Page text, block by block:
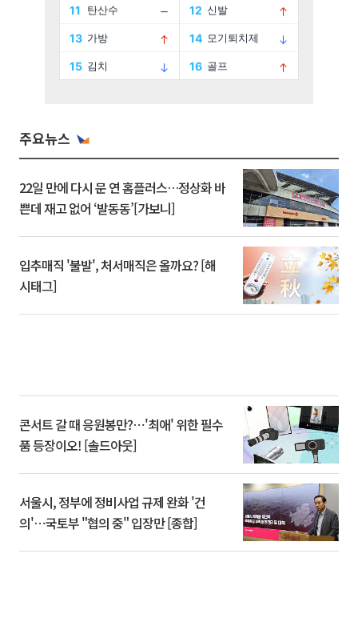
주요뉴스
22일 만에 다시 문 연 홈플러스…정상화 바
쁜데 재고 없어 ‘발동동’[가보니]
입추매직 '불발', 처서매직은 올까요? [해
시태그]
콘서트 갈 때 응원봉만?⋯'최애' 위한 필수
품 등장이오! [솔드아웃]
서울시, 정부에 정비사업 규제 완화 '건
의'⋯국토부 "협의 중" 입장만 [종합]